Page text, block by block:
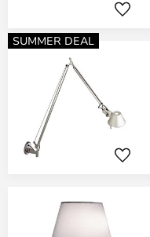
SUMMER DEAL